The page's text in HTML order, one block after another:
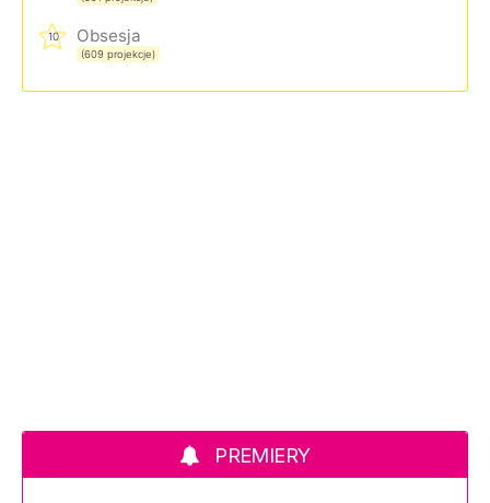
10 Obsesja
(609 projekcje)
PREMIERY